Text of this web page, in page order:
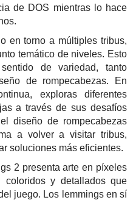
de DOS mientras lo hace
en torno a múltiples tribus,
temático de niveles. Esto
de variedad, tanto
de rompecabezas. En
exploras diferentes
a través de sus desafíos
diseño de rompecabezas
a volver a visitar tribus,
soluciones más eficientes.
2 presenta arte en píxeles
y detallados que
juego. Los lemmings en sí